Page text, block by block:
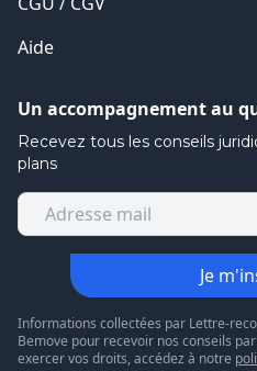
Aide
Un accompagnement au
Recevez tous les conseils
plans
Je
Informations collectées par Lettre-
Bemove pour recevoir nos conseils
exercer vos droits, accédez à notre